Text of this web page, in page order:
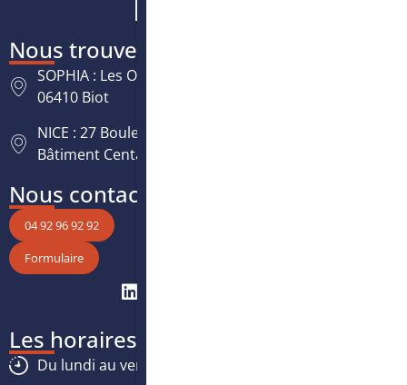
Nous trouver
SOPHIA : Les Oréades, 125 rue des Amandiers,
06410 Biot
NICE : 27 Boulevard Paul Montel Nice Leader -
Bâtiment Centaure, 06200 Nice
Nous contacter
04 92 96 92 92
Formulaire
Les horaires
Du lundi au vendredi :